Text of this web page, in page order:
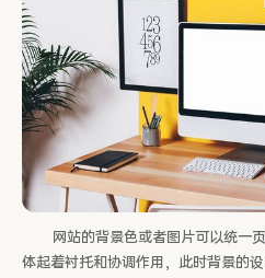
网站的背景色或者图片可以统一页
体起着衬托和协调作用，此时背景的